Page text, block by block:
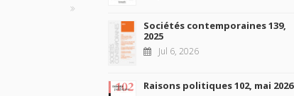
Sociétés contemporaines 139,
2025
Jul 6, 2026
Raisons politiques 102, mai 2026